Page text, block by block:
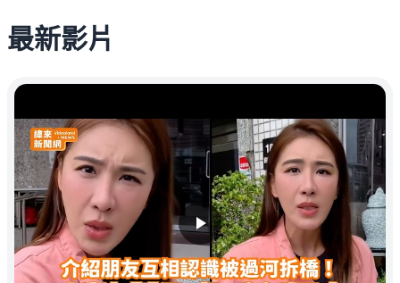
最新影片